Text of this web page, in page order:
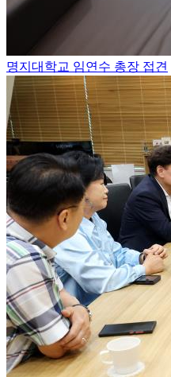
명지대학교 임연수 총장 접견